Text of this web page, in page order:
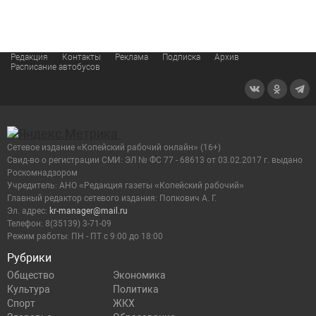
Редакция Контакты Реклама Подписка
Архив
Расписание автобусов
Рубрики
Общество
Экономика
Культура
Политика
Спорт
ЖКХ
Сетевое издание «Копейский рабочий онлайн» (16+)
Cвид-во о регистрации СМИ: ЭЛ № ФС 77 - 68613 от 03.02.2017 г. выдано
Роскомнадзором
Учредитель: АНО «Редакция газеты «Копейский рабочий»
Главный редактор сетевого издания: Попкович А. Г.
Эл. адрес: kr-manager@mail.ru
Телефон: 8(35139) 3-71-09
Режим работы: ПН - ПТ с 9:00 до 18:00